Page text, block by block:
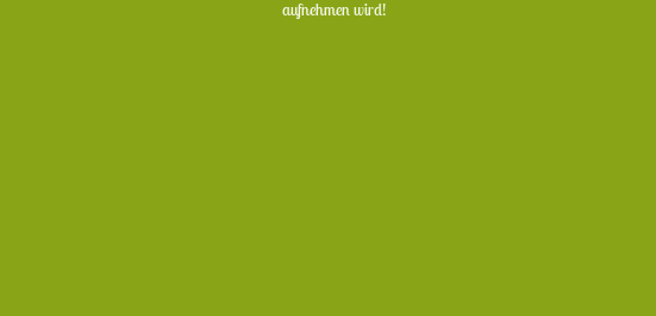
aufnehmen wird!